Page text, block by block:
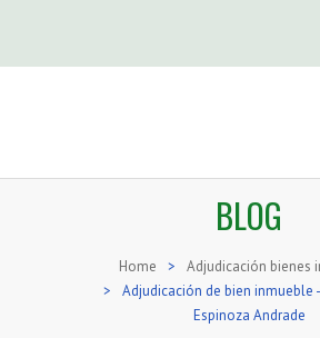
BLOG
Home >
Adjudicación bienes
>
Adjudicación de bien inmueble
Espinoza Andrade